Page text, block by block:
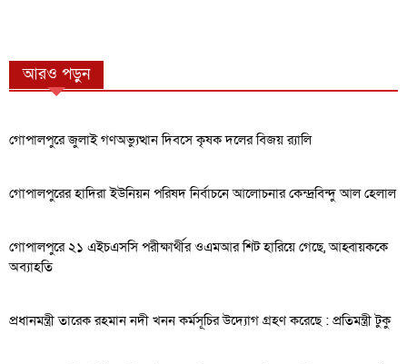
আরও পড়ুন
গোপালপুরে জুলাই গণঅভ্যুত্থান দিবসে কৃষক দলের বিজয় র‍্যালি
গোপালপুরের হাদিরা ইউনিয়ন পরিষদ নির্বাচনে আলোচনার কেন্দ্রবিন্দু আল হেলাল
গোপালপুরে ২১ এইচএসসি পরীক্ষার্থীর ওএমআর শিট হারিয়ে গেছে, আহ্বায়ককে
অব্যাহতি
প্রধানমন্ত্রী তারেক রহমান নদী খনন কর্মসূচির উদ্যোগ গ্রহণ করেছে : প্রতিমন্ত্রী টুকু